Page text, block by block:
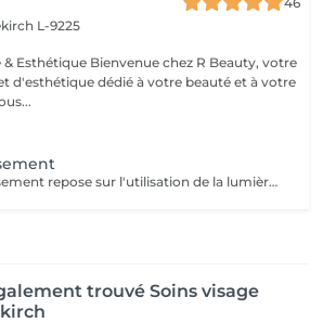
L-9225
d'esthétique dédié à votre beauté et à votre
Le photorajeunissement repose sur l'utilisation de la lumière pulsée pour stimuler la production de collagène et raviver l'éclat du teint. Il atténue les taches, les rougeurs et les irrégularités de la peau tout en améliorant sa texture.
trouvé Soins visage